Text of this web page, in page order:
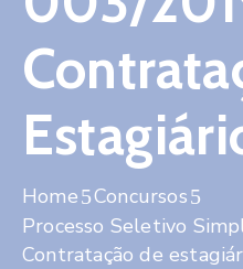
Home
Concursos
Processo Seletivo
Contratação de